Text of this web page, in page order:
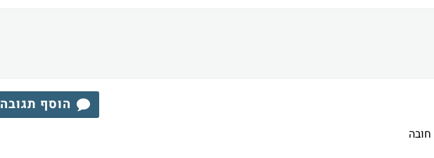
הוסף תגובה